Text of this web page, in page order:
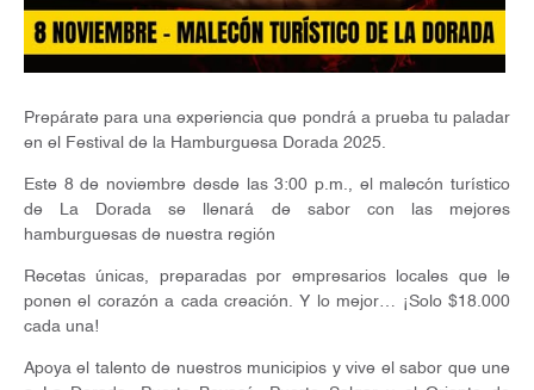
Prepárate para una experiencia que pondrá a prueba tu paladar
en el Festival de la Hamburguesa Dorada 2025.
Este 8 de noviembre desde las 3:00 p.m., el malecón turístico
de La Dorada se llenará de sabor con las mejores
hamburguesas de nuestra región
Recetas únicas, preparadas por empresarios locales que le
ponen el corazón a cada creación. Y lo mejor… ¡Solo $18.000
cada una!
Apoya el talento de nuestros municipios y vive el sabor que une